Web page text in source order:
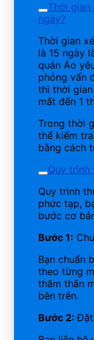
Thời
ngày?
Thời gian
là 15 ngày
quán Áo
phỏng vấn
thì thời
mất đến 1
Trong thời
thể kiểm
bằng cách
Quy trình
Quy trình
phức tạp,
bước cơ
Bước 1:
Bạn chuẩn
theo từng
thăm thân
bên trên.
Bước 2: